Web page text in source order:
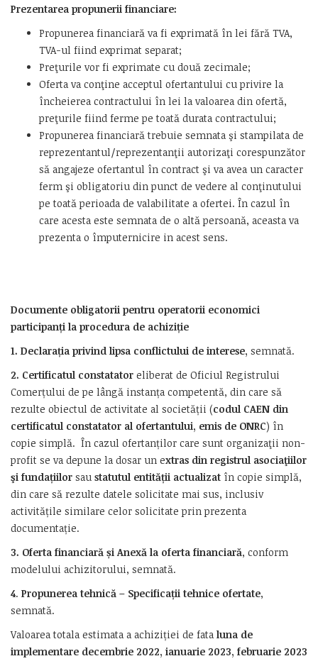
Prezentarea propunerii financiare:
Propunerea financiară va fi exprimată în lei fără TVA,
TVA-ul fiind exprimat separat;
Preţurile vor fi exprimate cu două zecimale;
Oferta va conţine acceptul ofertantului cu privire la
încheierea contractului în lei la valoarea din ofertă,
preţurile fiind ferme pe toată durata contractului;
Propunerea financiară trebuie semnata şi stampilata de
reprezentantul/reprezentanţii autorizaţi corespunzător
să angajeze ofertantul în contract şi va avea un caracter
ferm şi obligatoriu din punct de vedere al conţinutului
pe toată perioada de valabilitate a ofertei. În cazul în
care acesta este semnata de o altă persoană, aceasta va
prezenta o împuternicire in acest sens.
Documente obligatorii pentru operatorii economici
participanți la procedura de achiziție
1. Declarația privind lipsa conflictului de interese, semnată.
2. Certificatul constatator eliberat de Oficiul Registrului
Comerțului de pe lângă instanța competentă, din care să
rezulte obiectul de activitate al societății (codul CAEN din
certificatul constatator al ofertantului, emis de ONRC) în
copie simplă. În cazul ofertanților care sunt organizaţii non-
profit se va depune la dosar un extras din registrul asociaţiilor
şi fundațiilor sau statutul entității actualizat în copie simplă,
din care să rezulte datele solicitate mai sus, inclusiv
activitățile similare celor solicitate prin prezenta
documentație.
3. Oferta financiară și Anexă la oferta financiară, conform
modelului achizitorului, semnată.
4. Propunerea tehnică – Specificații tehnice ofertate,
semnată.
Valoarea totala estimata a achiziției de fata luna de
implementare decembrie 2022, ianuarie 2023, februarie 2023